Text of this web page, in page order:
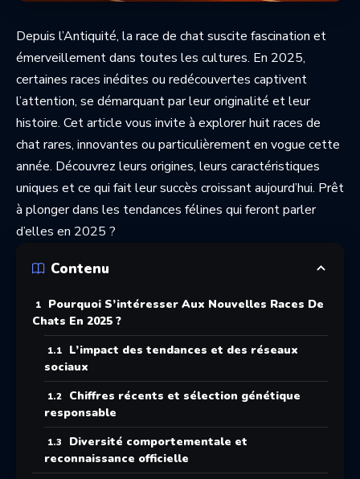
Depuis l’Antiquité, la race de chat suscite fascination et
émerveillement dans toutes les cultures. En 2025,
certaines races inédites ou redécouvertes captivent
l’attention, se démarquant par leur originalité et leur
histoire. Cet article vous invite à explorer huit races de
chat rares, innovantes ou particulièrement en vogue cette
année. Découvrez leurs origines, leurs caractéristiques
uniques et ce qui fait leur succès croissant aujourd’hui. Prêt
à plonger dans les tendances félines qui feront parler
d’elles en 2025 ?
Contenu
Pourquoi S’intéresser Aux Nouvelles Races De
Chats En 2025 ?
L’impact des tendances et des réseaux
sociaux
Chiffres récents et sélection génétique
responsable
Diversité comportementale et
reconnaissance officielle